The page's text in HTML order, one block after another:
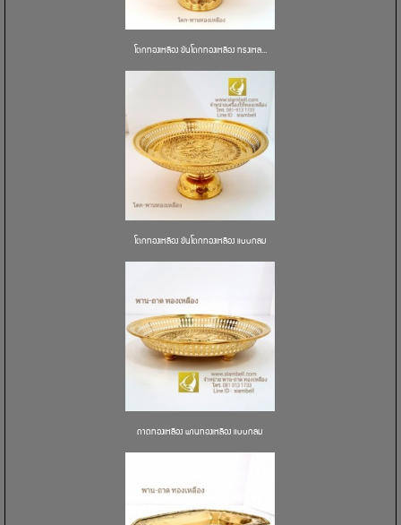
โตกทองเหลือง ขันโตกทองเหลือง ทรงเหล...
โตกทองเหลือง ขันโตกทองเหลือง แบบกลม
ถาดทองเหลือง พานทองเหลือง แบบกลม